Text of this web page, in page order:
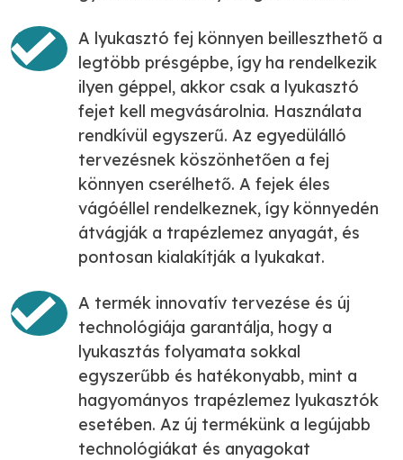
A lyukasztó fej könnyen beilleszthető a
legtöbb présgépbe, így ha rendelkezik
ilyen géppel, akkor csak a lyukasztó
fejet kell megvásárolnia. Használata
rendkívül egyszerű. Az egyedülálló
tervezésnek köszönhetően a fej
könnyen cserélhető. A fejek éles
vágóéllel rendelkeznek, így könnyedén
átvágják a trapézlemez anyagát, és
pontosan kialakítják a lyukakat.
A termék innovatív tervezése és új
technológiája garantálja, hogy a
lyukasztás folyamata sokkal
egyszerűbb és hatékonyabb, mint a
hagyományos trapézlemez lyukasztók
esetében. Az új termékünk a legújabb
technológiákat és anyagokat